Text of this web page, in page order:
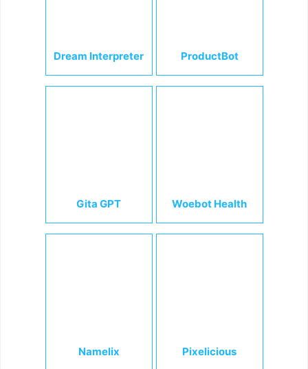
Dream Interpreter ProductBot
Gita GPT Woebot Health
Namelix Pixelicious